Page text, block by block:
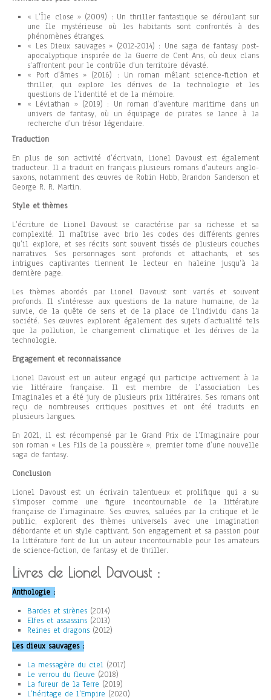
« L’Île close » (2009) : Un thriller fantastique se déroulant sur
une île mystérieuse où les habitants sont confrontés à des
phénomènes étranges.
« Les Dieux sauvages » (2012-2014) : Une saga de fantasy post-
apocalyptique inspirée de la Guerre de Cent Ans, où deux clans
s’affrontent pour le contrôle d’un territoire dévasté.
« Port d’âmes » (2016) : Un roman mêlant science-fiction et
thriller, qui explore les dérives de la technologie et les
questions de l’identité et de la mémoire.
« Léviathan » (2019) : Un roman d’aventure maritime dans un
univers de fantasy, où un équipage de pirates se lance à la
recherche d’un trésor légendaire.
Traduction
En plus de son activité d’écrivain, Lionel Davoust est également
traducteur. Il a traduit en français plusieurs romans d’auteurs anglo-
saxons, notamment des œuvres de Robin Hobb, Brandon Sanderson et
George R. R. Martin.
Style et thèmes
L’écriture de Lionel Davoust se caractérise par sa richesse et sa
complexité. Il maîtrise avec brio les codes des différents genres
qu’il explore, et ses récits sont souvent tissés de plusieurs couches
narratives. Ses personnages sont profonds et attachants, et ses
intrigues captivantes tiennent le lecteur en haleine jusqu’à la
dernière page.
Les thèmes abordés par Lionel Davoust sont variés et souvent
profonds. Il s’intéresse aux questions de la nature humaine, de la
survie, de la quête de sens et de la place de l’individu dans la
société. Ses œuvres explorent également des sujets d’actualité tels
que la pollution, le changement climatique et les dérives de la
technologie.
Engagement et reconnaissance
Lionel Davoust est un auteur engagé qui participe activement à la
vie littéraire française. Il est membre de l’association Les
Imaginales et a été jury de plusieurs prix littéraires. Ses romans ont
reçu de nombreuses critiques positives et ont été traduits en
plusieurs langues.
En 2021, il est récompensé par le Grand Prix de l’Imaginaire pour
son roman « Les Fils de la poussière », premier tome d’une nouvelle
saga de fantasy.
Conclusion
Lionel Davoust est un écrivain talentueux et prolifique qui a su
s’imposer comme une figure incontournable de la littérature
française de l’imaginaire. Ses œuvres, saluées par la critique et le
public, explorent des thèmes universels avec une imagination
débordante et un style captivant. Son engagement et sa passion pour
la littérature font de lui un auteur incontournable pour les amateurs
de science-fiction, de fantasy et de thriller.
Livres de Lionel Davoust :
Anthologie :
Bardes et sirènes (2014)
Elfes et assassins (2013)
Reines et dragons (2012)
Les dieux sauvages :
La messagère du ciel (2017)
Le verrou du fleuve (2018)
La fureur de la Terre (2019)
L’héritage de l’Empire (2020)